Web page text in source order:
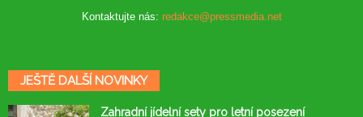
Kontaktujte nás: redakce@pressmedia.net
JEŠTĚ DALŠÍ NOVINKY
Zahradní jídelní sety pro letní posezení